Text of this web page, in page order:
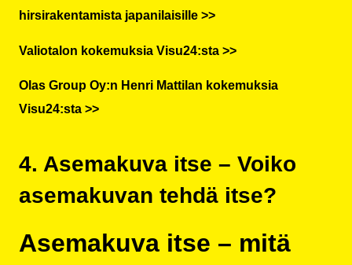
hirsirakentamista japanilaisille >>
Valiotalon kokemuksia Visu24:sta >>
Olas Group Oy:n Henri Mattilan kokemuksia
Visu24:sta >>
4. Asemakuva itse – Voiko
asemakuvan tehdä itse?
Asemakuva itse – mitä